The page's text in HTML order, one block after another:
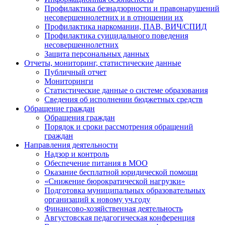
Профилактика безнадзорности и правонарушений
несовершеннолетних и в отношении их
Профилактика наркомании, ПАВ, ВИЧ/СПИД
Профилактика суицидального поведения
несовершеннолетних
Защита персональных данных
Отчеты, мониторинг, статистические данные
Публичный отчет
Мониторинги
Статистические данные о системе образования
Сведения об исполнении бюджетных средств
Обращение граждан
Обращения граждан
Порядок и сроки рассмотрения обращений
граждан
Направления деятельности
Надзор и контроль
Обеспечение питания в МОО
Оказание бесплатной юридической помощи
«Снижение бюрократической нагрузки»
Подготовка муниципальных образовательных
организаций к новому уч.году
Финансово-хозяйственная деятельность
Августовская педагогическая конференция